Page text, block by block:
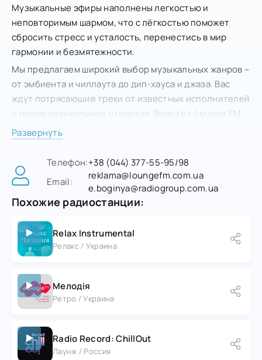
Музыкальные эфиры наполнены легкостью и
неповторимым шармом, что с лёгкостью поможет
сбросить стресс и усталость, перенестись в мир
гармонии и безмятежности.
Мы предлагаем широкий выбор музыкальных жанров –
от эмбиента и чиллаута до дип-хауса и джаза. Вас
ждут потрясающие треки от известных исполнителей
и новые музыкальные открытия. Вместе с Lounge FM
вы сможете насладиться прекрасными мелодиями,
которые создают атмосферу расслабления и
безмятежности, позволяют погрузиться в светлые
эмоции и просто аслаждаться моментом.
На радио ценят качество звука и стремятся создавать
идеальные условия для слушателей. Поэтому Lounge
FM доступна в различных форматах: радиоэфир,
онлайн-трансляция и мобильное приложение. Вы
можете наслаждаться музыкой от Lounge FM в любое
офисе или даже на прогулке в парке.
Мы приглашаем вас в удивительный мир Lounge FM,
где вы найдете истинное наслаждение от
прослушивания музыки. Подарите себе релаксацию,
комфорт и эстетическое наслаждение с радио Lounge
FM – вашим источником вдохновения и покоя.
Развернуть
Телефон:+38 (044) 377-55-95/98
Email:
reklama@loungefm.com.ua
e.boginya@radiogroup.com.ua
Похожие радиостанции:
Relax Instrumental
Релакс / Украина
Мелодія
Ретро / Украина
Radio Record: ChillOut
Лаунж / Россия